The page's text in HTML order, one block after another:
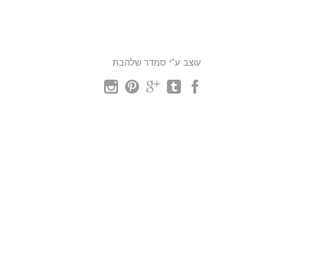
עוצב ע"י סמדר שלהבת